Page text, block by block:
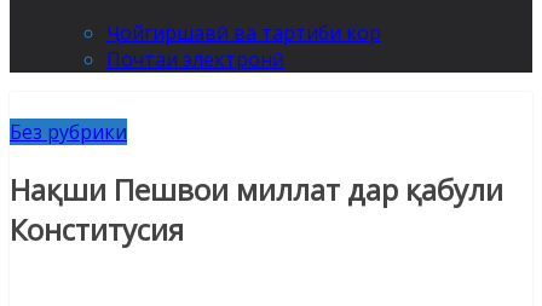
Ҷойгиршавӣ ва тартиби кор
Почтаи электронӣ
Без рубрики
Нақши Пешвои миллат дар қабули
Конститусия